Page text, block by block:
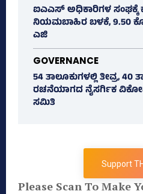
ಐಎಎಸ್‌ ಅಧಿಕಾರಿಗಳ
ನಿಯಮಬಾಹಿರ ಬಳಕೆ, 9.50
ಎಜಿ
GOVERNANCE
54 ತಾಲೂಕುಗಳಲ್ಲಿ ತೀವ್ರ,
ರಚನೆಯಾಗದ ನೈಸರ್ಗಿಕ
ಸಮಿತಿ
Support
Please Scan To Make